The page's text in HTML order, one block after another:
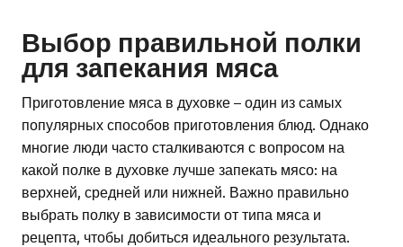
Выбор правильной полки
для запекания мяса
Приготовление мяса в духовке – один из самых
популярных способов приготовления блюд. Однако
многие люди часто сталкиваются с вопросом на
какой полке в духовке лучше запекать мясо: на
верхней, средней или нижней. Важно правильно
выбрать полку в зависимости от типа мяса и
рецепта, чтобы добиться идеального результата.